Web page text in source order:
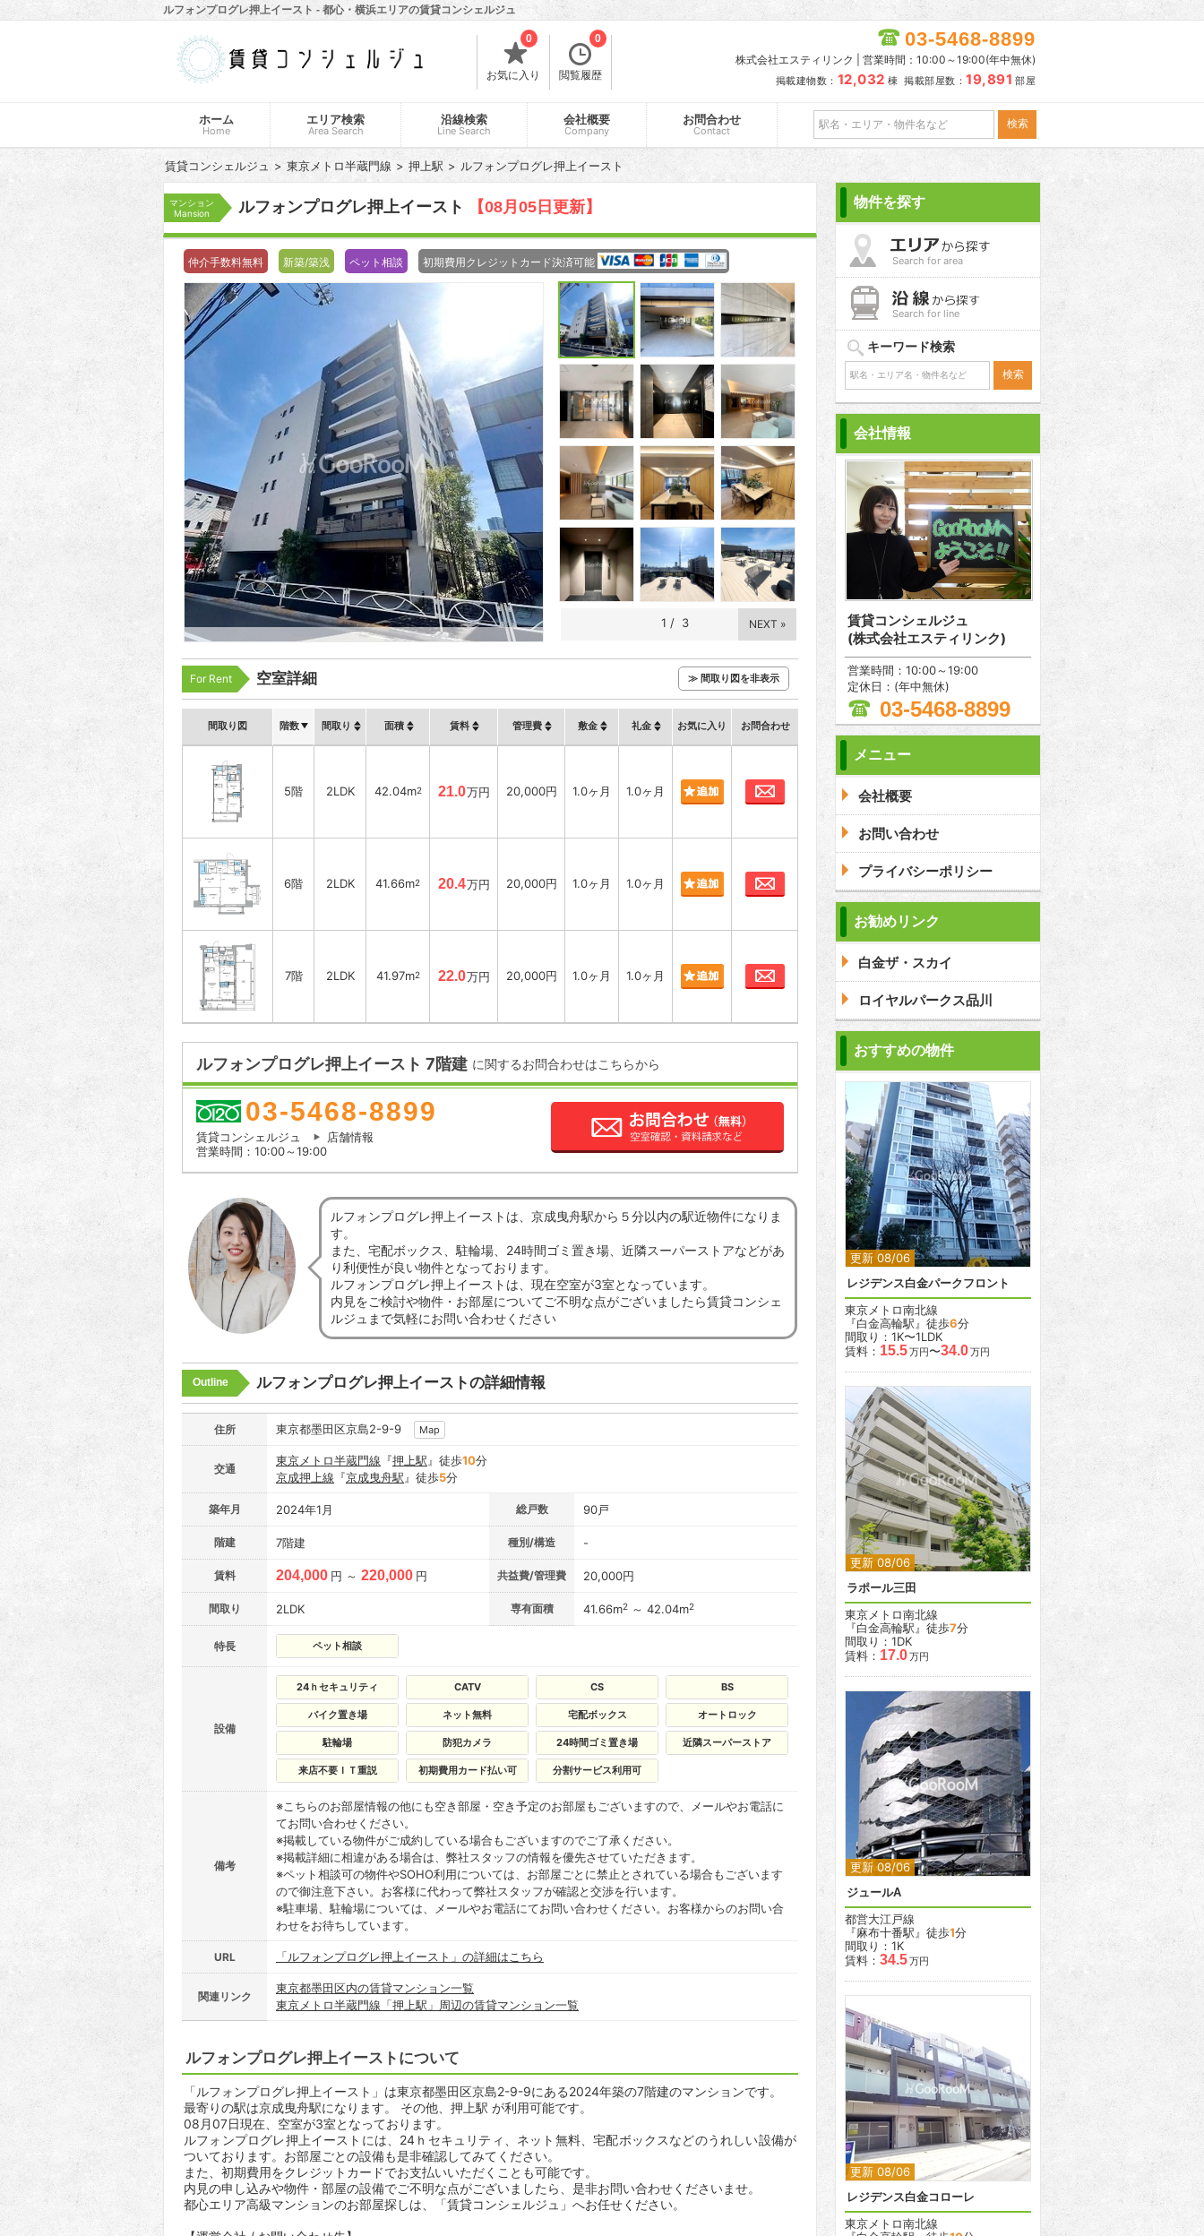
ルフォンプログレ押上イースト - 都心・横浜エリアの賃貸コンシェルジュ
お気に入り
0
閲覧履歴
0 03-5468-8899
株式会社エスティリンク | 営業時間：10:00～19:00(年中無休)
掲載建物数： 12,032 棟 掲載部屋数： 19,891 部屋
ホーム
Home
エリア検索
Area Search
沿線検索
Line Search
会社概要
Company
お問合わせ
Contact
賃貸コンシェルジュ 東京メトロ半蔵門線 押上駅 ルフォンプログレ押上イースト
マンション
Mansion
ルフォンプログレ押上イースト 【08月05日更新】
仲介手数料無料 新築/築浅 ペット相談 初期費用クレジットカード決済可能
1 / 3 NEXT »
For Rent 空室詳細 ≫ 間取り図を非表示
間取り図 階数 間取り 面積 賃料 管理費 敷金 礼金 お気に入り お問合わせ
5階 2LDK 42.04m2 21.0万円 20,000円 1.0ヶ月 1.0ヶ月 お問合わせ
6階 2LDK 41.66m2 20.4万円 20,000円 1.0ヶ月 1.0ヶ月 お問合わせ
7階 2LDK 41.97m2 22.0万円 20,000円 1.0ヶ月 1.0ヶ月 お問合わせ
ルフォンプログレ押上イースト 7階建 に関するお問合わせはこちらから
03-5468-8899
賃貸コンシェルジュ
店舗情報
営業時間：10:00～19:00
ルフォンプログレ押上イーストは、京成曳舟駅から５分以内の駅近物件になりま
す。
また、宅配ボックス、駐輪場、24時間ゴミ置き場、近隣スーパーストアなどがあ
り利便性が良い物件となっております。
ルフォンプログレ押上イーストは、現在空室が3室となっています。
内見をご検討や物件・お部屋についてご不明な点がございましたら賃貸コンシェ
ルジュまで気軽にお問い合わせください
Outline ルフォンプログレ押上イーストの詳細情報
住所 東京都墨田区京島2-9-9 Map
交通
東京メトロ半蔵門線 『押上駅 』徒歩10分
京成押上線 『京成曳舟駅 』徒歩5分
築年月 2024年1月 総戸数 90戸
階建 7階建 種別/構造 -
賃料 204,000 円 ～ 220,000 円 共益費/管理費 20,000円
間取り 2LDK 専有面積 41.66m2 ～ 42.04m2
特長 ペット相談
設備
24ｈセキュリティ CATV CS BS
バイク置き場 ネット無料 宅配ボックス オートロック
駐輪場 防犯カメラ 24時間ゴミ置き場 近隣スーパーストア
来店不要ＩＴ重説 初期費用カード払い可 分割サービス利用可
備考
※こちらのお部屋情報の他にも空き部屋・空き予定のお部屋もございますので、メールやお電話に
てお問い合わせください。
※掲載している物件がご成約している場合もございますのでご了承ください。
※掲載詳細に相違がある場合は、弊社スタッフの情報を優先させていただきます。
※ペット相談可の物件やSOHO利用については、お部屋ごとに禁止とされている場合もございます
ので御注意下さい。お客様に代わって弊社スタッフが確認と交渉を行います。
※駐車場、駐輪場については、メールやお電話にてお問い合わせください。お客様からのお問い合
わせをお待ちしています。
URL 「ルフォンプログレ押上イースト」の詳細はこちら
関連リンク
東京都墨田区内の賃貸マンション一覧
東京メトロ半蔵門線「押上駅」周辺の賃貸マンション一覧
ルフォンプログレ押上イーストについて
「ルフォンプログレ押上イースト」は東京都墨田区京島2-9-9にある2024年築の7階建のマンションです。
最寄りの駅は京成曳舟駅になります。 その他、押上駅 が利用可能です。
08月07日現在、空室が3室となっております。
ルフォンプログレ押上イーストには、24ｈセキュリティ、ネット無料、宅配ボックスなどのうれしい設備が
ついております。お部屋ごとの設備も是非確認してみてください。
また、初期費用をクレジットカードでお支払いいただくことも可能です。
内見の申し込みや物件・部屋の設備でご不明な点がございましたら、是非お問い合わせくださいませ。
都心エリア高級マンションのお部屋探しは、「賃貸コンシェルジュ」へお任せください。
物件を探す
Search for area
Search for line
キーワード検索
会社情報
賃貸コンシェルジュ
(株式会社エスティリンク)
営業時間：10:00～19:00
定休日：(年中無休)
03-5468-8899
メニュー
会社概要
お問い合わせ
プライバシーポリシー
お勧めリンク
白金ザ・スカイ
ロイヤルパークス品川
おすすめの物件
更新 08/06
2 2
レジデンス白金パークフロント
東京メトロ南北線
『白金高輪駅』徒歩6分
間取り：1K〜1LDK
賃料： 15.5万円〜34.0万円
更新 08/06
2
ラポール三田
東京メトロ南北線
『白金高輪駅』徒歩7分
間取り：1DK
賃料： 17.0万円
更新 08/06
2
ジュールA
都営大江戸線
『麻布十番駅』徒歩1分
間取り：1K
賃料： 34.5万円
更新 08/06
2 2
レジデンス白金コローレ
東京メトロ南北線